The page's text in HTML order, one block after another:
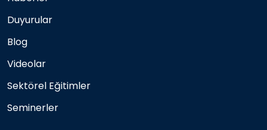
Duyurular
Blog
Videolar
Sektörel Eğitimler
Seminerler